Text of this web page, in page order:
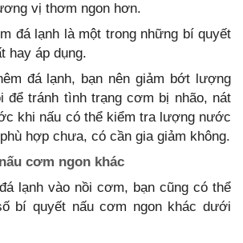
vị thơm ngon hơn.
đá lạnh là một trong những bí quyết
hay áp dụng.
đá lạnh, bạn nên giảm bớt lượng
để tránh tình trạng cơm bị nhão, nát
khi nấu có thể kiểm tra lượng nước
hợp chưa, có cần gia giảm không.
cơm ngon khác
lạnh vào nồi cơm, bạn cũng có thể
bí quyết nấu cơm ngon khác dưới